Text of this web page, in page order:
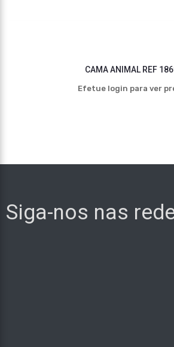
CAMA ANIMAL REF
Efetue login para ver
Siga-nos nas